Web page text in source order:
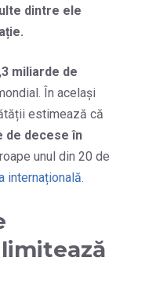
dintre ele
miliarde de
În același
estimează că
de decese în
unul din 20 de
internațională.